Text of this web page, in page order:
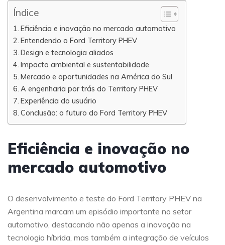
Índice
Eficiência e inovação no mercado automotivo
Entendendo o Ford Territory PHEV
Design e tecnologia aliados
Impacto ambiental e sustentabilidade
Mercado e oportunidades na América do Sul
A engenharia por trás do Territory PHEV
Experiência do usuário
Conclusão: o futuro do Ford Territory PHEV
Eficiência e inovação no
mercado automotivo
O desenvolvimento e teste do Ford Territory PHEV na
Argentina marcam um episódio importante no setor
automotivo, destacando não apenas a inovação na
tecnologia híbrida, mas também a integração de veículos